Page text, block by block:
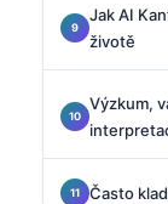
Jak AI
životě
Výzkum,
Často